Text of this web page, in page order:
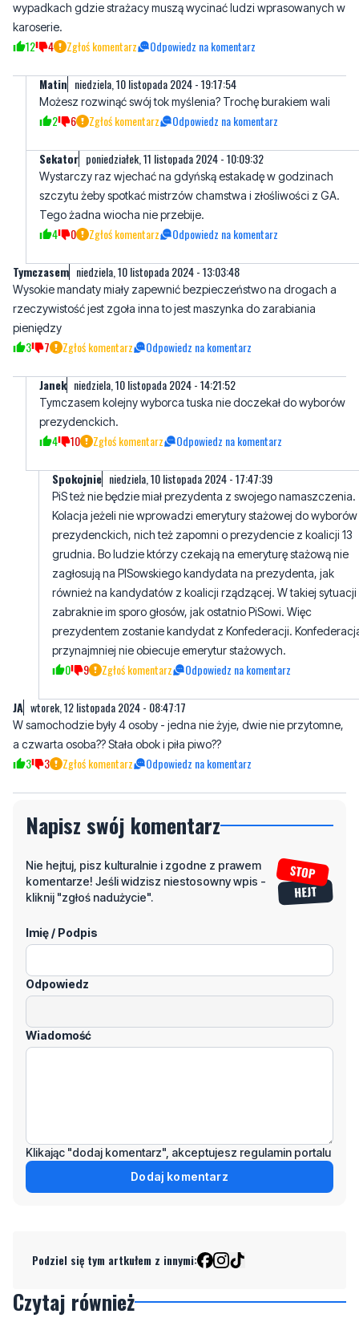
wypadkach gdzie strażacy muszą wycinać ludzi wprasowanych w
karoserie.
12 4 Zgłoś komentarz Odpowiedz na komentarz
Matin niedziela, 10 listopada 2024 - 19:17:54
Możesz rozwinąć swój tok myślenia? Trochę burakiem wali
2 6 Zgłoś komentarz Odpowiedz na komentarz
Sekator poniedziałek, 11 listopada 2024 - 10:09:32
Wystarczy raz wjechać na gdyńską estakadę w godzinach
szczytu żeby spotkać mistrzów chamstwa i złośliwości z GA.
Tego żadna wiocha nie przebije.
4 0 Zgłoś komentarz Odpowiedz na komentarz
Tymczasem niedziela, 10 listopada 2024 - 13:03:48
Wysokie mandaty miały zapewnić bezpieczeństwo na drogach a
rzeczywistość jest zgoła inna to jest maszynka do zarabiania
pieniędzy
3 7 Zgłoś komentarz Odpowiedz na komentarz
Janek niedziela, 10 listopada 2024 - 14:21:52
Tymczasem kolejny wyborca tuska nie doczekał do wyborów
prezydenckich.
4 10 Zgłoś komentarz Odpowiedz na komentarz
Spokojnie niedziela, 10 listopada 2024 - 17:47:39
PiS też nie będzie miał prezydenta z swojego namaszczenia.
Kolacja jeżeli nie wprowadzi emerytury stażowej do wyborów
prezydenckich, nich też zapomni o prezydencie z koalicji 13
grudnia. Bo ludzie którzy czekają na emeryturę stażową nie
zagłosują na PISowskiego kandydata na prezydenta, jak
również na kandydatów z koalicji rządzącej. W takiej sytuacji
zabraknie im sporo głosów, jak ostatnio PiSowi. Więc
prezydentem zostanie kandydat z Konfederacji.
przynajmniej nie obiecuje emerytur stażowych.
0 9 Zgłoś komentarz Odpowiedz na komentarz
JA wtorek, 12 listopada 2024 - 08:47:17
W samochodzie były 4 osoby - jedna nie żyje, dwie nie przytomne,
a czwarta osoba?? Stała obok i piła piwo??
3 3 Zgłoś komentarz Odpowiedz na komentarz
Napisz swój komentarz
Nie hejtuj, pisz kulturalnie i zgodne z prawem
komentarze! Jeśli widzisz niestosowny wpis -
kliknij "zgłoś nadużycie".
Imię / Podpis
Odpowiedz
Wiadomość
Klikając "dodaj komentarz", akceptujesz regulamin portalu
Dodaj komentarz
Podziel się tym artkułem z innymi:
Czytaj również